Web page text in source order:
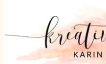
KREATIV SEIN